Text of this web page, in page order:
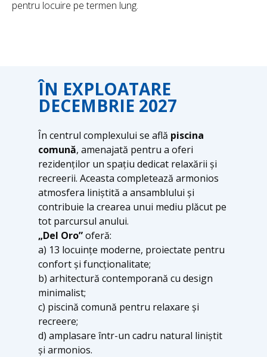
pentru locuire pe termen lung.
În centrul complexului se află piscina
comună, amenajată pentru a oferi
rezidenților un spațiu dedicat relaxării și
recreerii. Aceasta completează armonios
atmosfera liniștită a ansamblului și
contribuie la crearea unui mediu plăcut pe
tot parcursul anului.
„Del Oro”oferă:
a) 13 locuințe moderne, proiectate pentru
confort și funcționalitate;
b) arhitectură contemporană cu design
minimalist;
c) piscină comună pentru relaxare și
recreere;
d) amplasare într-un cadru natural liniștit
și armonios.
ÎN EXPLOATARE
DECEMBRIE 2027